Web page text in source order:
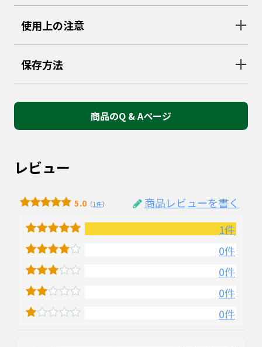
使用上の注意
保存方法
商品のQ & Aページ
レビュー
5.0（1件）
商品レビューを書く
1件
0件
0件
0件
0件